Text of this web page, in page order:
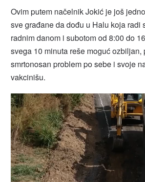
Ovim putem načelnik Jokić je još
sve građane da dođu u Halu koja radi
radnim danom i subotom od 8:00 do
svega 10 minuta reše moguć ozbiljan,
smrtonosan problem po sebe i svoje
vakcinišu.